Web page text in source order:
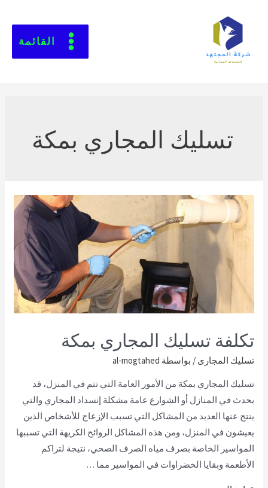
القائمة
تسليك المجاري بمكة
تكلفة تسليك المجاري بمكة
تسليك المجارى / بواسطة al-mogtahed
تسليك المجاري بمكة من الأمور العامة التي تتم في المنزل، قد
يحدث في المنازل أو الشوارع عامة مشكلة إنسداد المجاري والتي
ينتج عنها العديد من المشاكل التي تسبب الإزعاج للأشخاص الذين
يعيشون في المنزل، ومن هذه المشاكل الروائح الكريهة التي تسببها
المواسير الخاصة بصرف مياه الصرف الصحي، نتيجة لتراكم
الأطعمة وبقايا الخضراوات في المواسير مما …